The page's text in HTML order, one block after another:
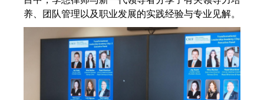
养、团队管理以及职业发展的实践经验与专业见解。